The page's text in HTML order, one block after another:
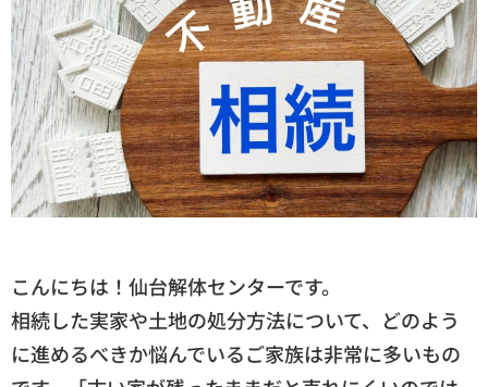
こんにちは！仙台解体センターです。
相続した実家や土地の処分方法について、どのよう
に進めるべきか悩んでいるご家族は非常に多いもの